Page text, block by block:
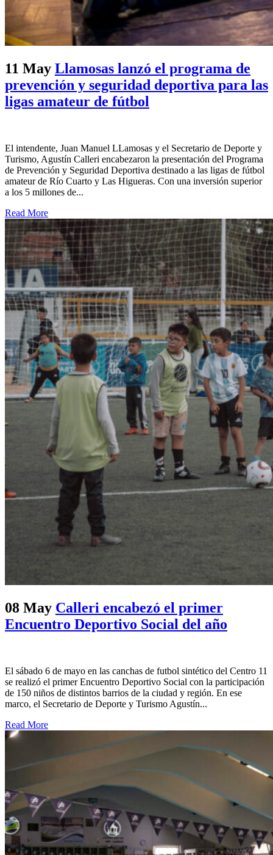
11 May Llamosas lanzó el programa de
prevención y seguridad deportiva para las
ligas amateur de fútbol
El intendente, Juan Manuel LLamosas y el Secretario de Deporte y
Turismo, Agustín Calleri encabezaron la presentación del Programa
de Prevención y Seguridad Deportiva destinado a las ligas de fútbol
amateur de Río Cuarto y Las Higueras. Con una inversión superior
a los 5 millones de...
Read More
08 May Calleri encabezó el primer
Encuentro Deportivo Social del año
El sábado 6 de mayo en las canchas de futbol sintético del Centro 11
se realizó el primer Encuentro Deportivo Social con la participación
de 150 niños de distintos barrios de la ciudad y región. En ese
marco, el Secretario de Deporte y Turismo Agustín...
Read More